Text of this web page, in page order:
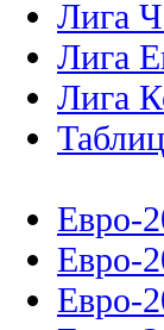
Лига
Лига
Лига
Евро-
Евро-
Евро-